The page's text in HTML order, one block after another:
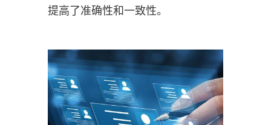
提高了准确性和一致性。